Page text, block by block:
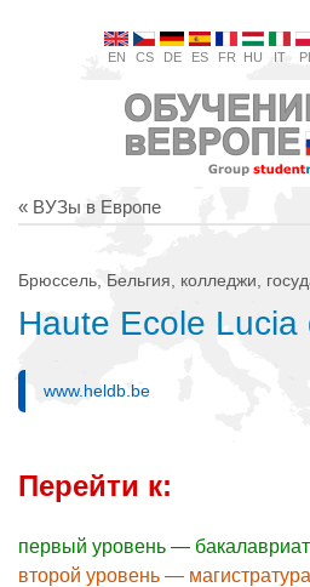
EN CS DE ES FR HU IT PL
« ВУЗы в Европе
Брюссель, Бельгия, колледжи,
Haute Ecole Lucia
www.heldb.be
Перейти к:
первый уровень —
второй уровень —